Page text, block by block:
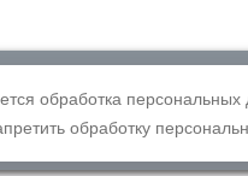
Российской Федерации.
обработка
обработку